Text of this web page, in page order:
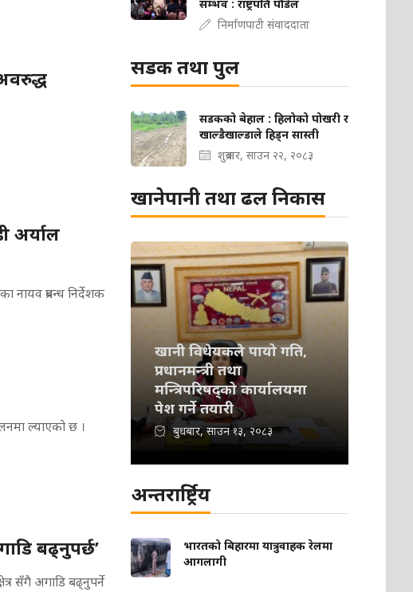
अर्याल
नायव प्रबन्ध निर्देशक
ल्याएको छ ।
बढ्नुपर्छ’
सँगै अगाडि बढ्नुपर्ने
सम्भव : राष्ट्रपति पौडेल
निर्माणपाटी संवाददाता
सडक तथा पुल
सडकको बेहाल : हिलोको पोखरी र
खाल्डैखाल्डाले हिड्न सास्ती
शुक्रबार, साउन २२, २०८३
खानेपानी तथा ढल निकास
खानी विधेयकले पायो गति,
प्रधानमन्त्री तथा
मन्त्रिपरिषद्को कार्यालयमा
पेश गर्ने तयारी
बुधबार, साउन १३, २०८३
अन्तरार्ष्ट्रिय
भारतको बिहारमा यात्रुवाहक रेलमा
आगलागी